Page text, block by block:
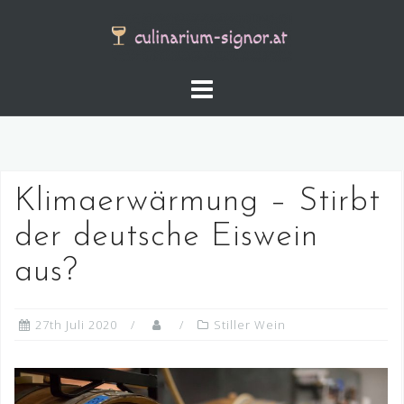
Klimaerwärmung – Stirbt
der deutsche Eiswein
aus?
27th Juli 2020 Stiller Wein